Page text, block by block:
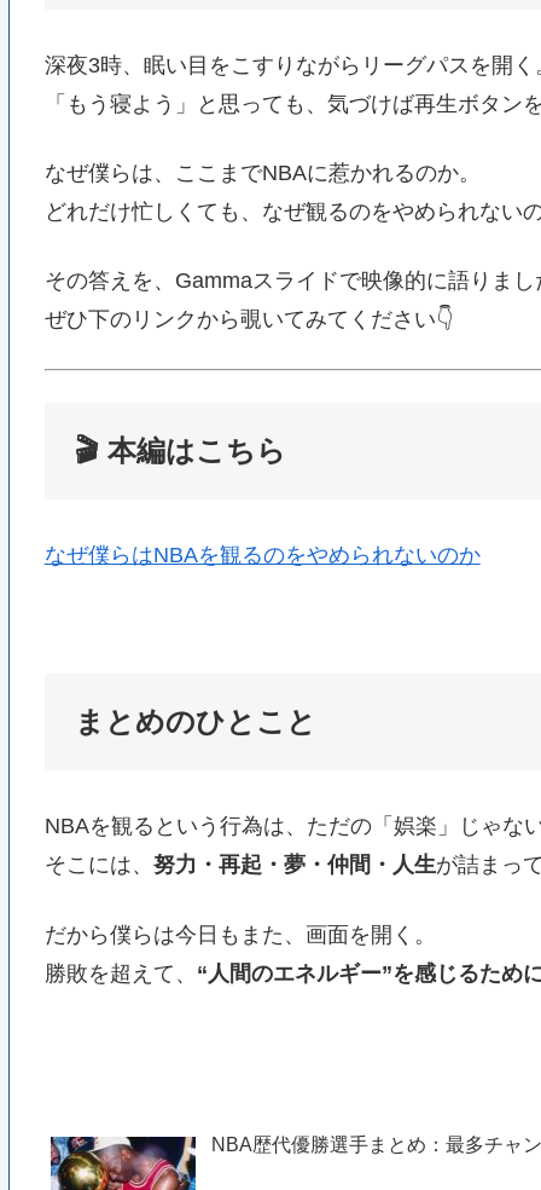
深夜3時、眠い目をこすりながらリーグパスを開く
「もう寝よう」と思っても、気づけば再生ボタン
なぜ僕らは、ここまでNBAに惹かれるのか。
どれだけ忙しくても、なぜ観るのをやめられないの
その答えを、Gammaスライドで映像的に語りまし
ぜひ下のリンクから覗いてみてください👇
🎬 本編はこちら
なぜ僕らはNBAを観るのをやめられないのか
まとめのひとこと
NBAを観るという行為は、ただの「娯楽」じゃない
そこには、努力・再起・夢・仲間・人生が詰まっ
だから僕らは今日もまた、画面を開く。
勝敗を超えて、 “人間のエネルギー”を感じるために
NBA歴代優勝選手まとめ：最多チャ